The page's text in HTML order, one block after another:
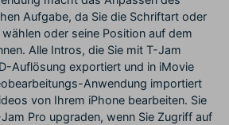
Aufgabe, da Sie die Schriftart oder
oder seine Position auf dem
Alle Intros, die Sie mit T-Jam
Auflösung exportiert und in iMovie
Anwendung importiert
von Ihrem iPhone bearbeiten. Sie
Pro upgraden, wenn Sie Zugriff auf